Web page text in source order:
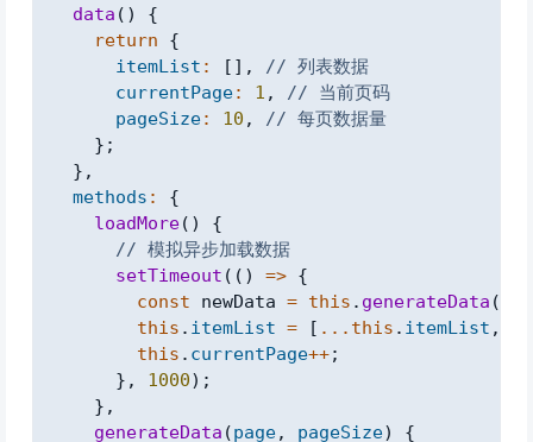
data ( )
{
return
{
itemList : [ ] ,
// 列表数据
currentPage: 1 ,
// 当前页码
pageSize: 10 ,
// 每页数据量
} ;
} ,
methods :
{
loadMore( )
{
// 模拟异步加载数据
setTimeout ( ( ) => {
const newData = this . generateData (
this . itemList = [ ... this . itemList ,
this . currentPage++;
} , 1000) ;
} ,
generateData (page, pageSize)
{